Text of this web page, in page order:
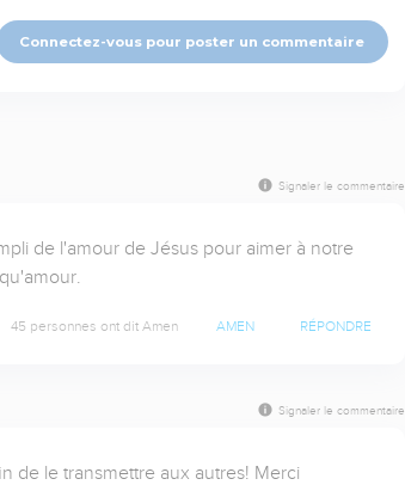
Connectez-vous pour poster un commentaire
Signaler le commentaire
de l'amour de Jésus pour aimer à notre
45 personnes ont dit Amen AMEN RÉPONDRE
Signaler le commentaire
de le transmettre aux autres! Merci